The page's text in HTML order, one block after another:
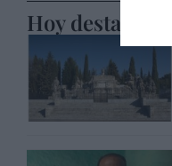
Hoy destacamos